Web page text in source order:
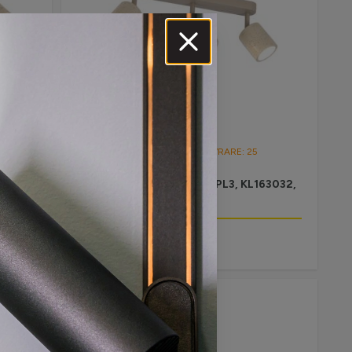
DATA ESTIMATĂ PENTRU LIVRARE: 25
SEPTEMBRIE 2026
SPOTURI PE BARĂ TERRA PL3, KL163032,
Autentifică-te pentru preț